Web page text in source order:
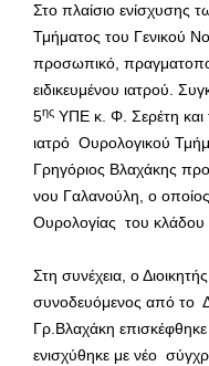
Στο πλαίσιο ενίσχυσης
Τμήματος του Γενικού
προσωπικό,
ειδικευμένου ιατρού.
5ης ΥΠΕ κ. Φ. Σερέτη
ιατρό Ουρολογικού
Γρηγόριος Βλαχάκης
νου Γαλανούλη, ο οποίος
Ουρολογίας του κλάδου
Στη συνέχεια, ο
συνοδευόμενος από το
Γρ.Βλαχάκη
ενισχύθηκε με νέο